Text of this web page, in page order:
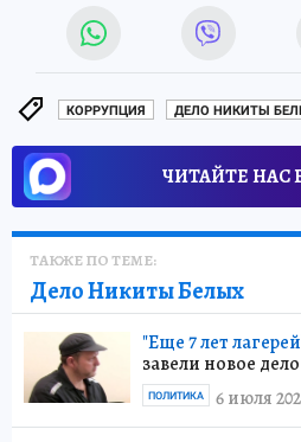
КОРРУПЦИЯ ДЕЛО НИКИТЫ
ЧИТАЙТЕ НАС
ТАКЖЕ ПО ТЕМЕ:
Дело Никиты Белых
"Еще 7 лет
завели новое дело
6 июля
ПОЛИТИКА